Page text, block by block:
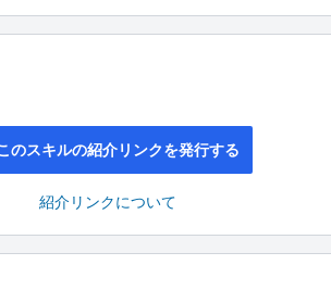
のスキルの紹介リンクを発行する
紹介リンクについて